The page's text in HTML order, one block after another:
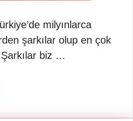
milyınlarca
şarkılar olup en çok
biz …